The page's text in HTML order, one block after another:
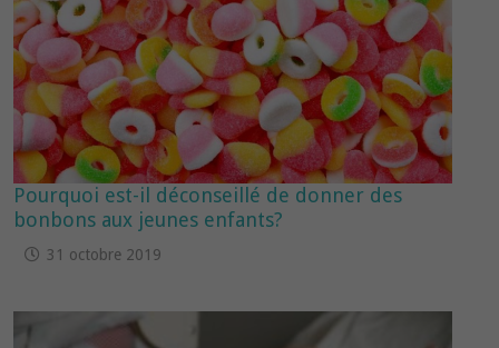
Pourquoi est-il déconseillé de donner des
bonbons aux jeunes enfants?
31 octobre 2019